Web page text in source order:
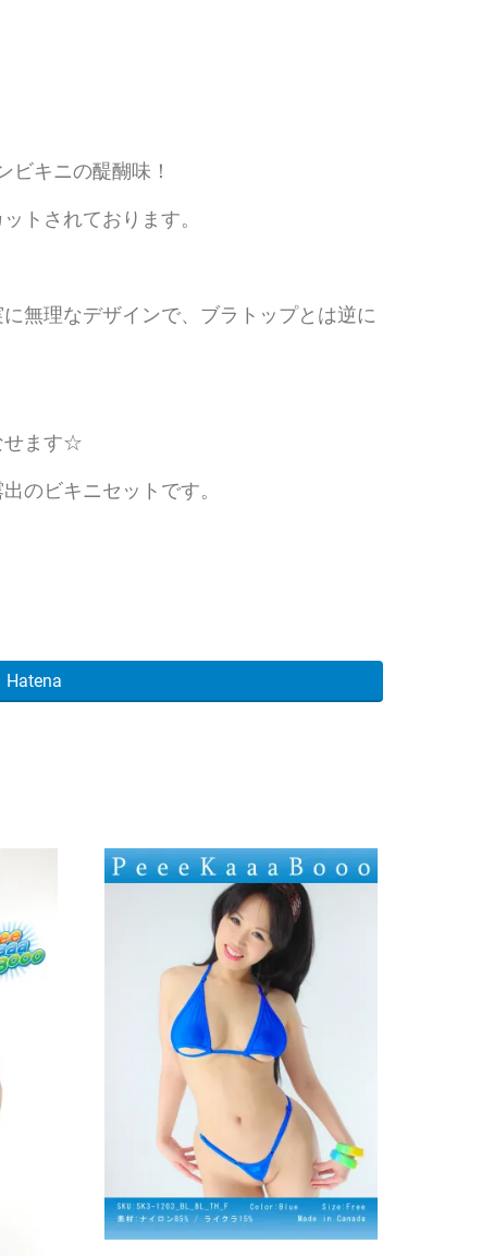
キニの醍醐味！
トされております。
無理なデザインで、ブラトップとは逆に
せます☆
のビキニセットです。
Hatena